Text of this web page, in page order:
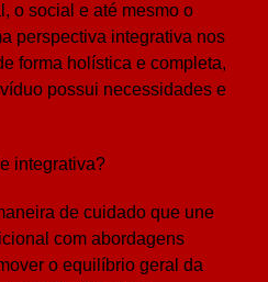
o social e até mesmo o
perspectiva integrativa nos
forma holística e completa,
possui necessidades e
integrativa?
de cuidado que une
com abordagens
o equilíbrio geral da